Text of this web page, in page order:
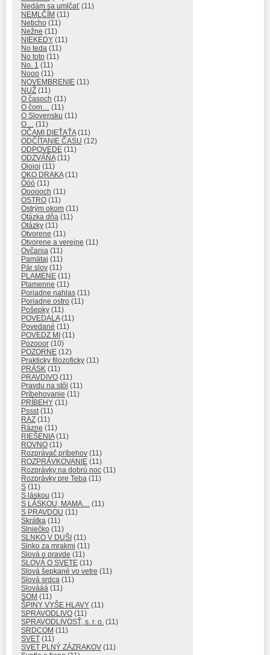
Nedám sa umlčať (11)
NEMLČÍM (11)
Neticho (11)
Nežne (11)
NIEKEDY (11)
No teda (11)
No toto (11)
No. 1 (11)
Nooo (11)
NOVEMBRENIE (11)
NUŽ (11)
O časoch (11)
O čom… (11)
O Slovensku (11)
O… (11)
OČAMI DIEŤAŤA(11)
ODČÍTANIE ČASU (12)
ODPOVEDE (11)
ODZVÁŇA(11)
Ojojoj (11)
OKO DRAKA(11)
Óóó (11)
Oooooch (11)
OSTRO (11)
Ostrým okom (11)
Otázka dňa (11)
Otázky (11)
Otvorene (11)
Otvorene a verejne (11)
Ovčania (11)
Pamätaj (11)
Pár slov (11)
PLAMENE (11)
Plamenne (11)
Poriadne nahlas (11)
Poriadne ostro (11)
Pošepky (11)
POVEDALA(11)
Povedané (11)
POVEDZ MI (11)
Pozooor (10)
POZORNE (12)
Prakticky filozoficky (11)
PRÁSK (11)
PRAVDIVO (11)
Pravdu na stôl (11)
Príbehovanie (11)
PRÍBEHY (11)
Pssst(11)
RAZ (11)
Rázne (11)
RIEŠENIA(11)
ROVNO (11)
Rozprávač príbehov (11)
ROZPRÁVKOVANIE (11)
Rozprávky na dobrú noc (11)
Rozprávky pre Teba (11)
S (11)
S láskou (11)
S LÁSKOU, MAMA… (11)
S PRAVDOU (11)
Skrátka (11)
Slniečko (11)
SLNKO V DUŠI (11)
Slnko za mrakmi (11)
Slová o pravde (11)
SLOVÁ O SVETE (11)
Slová šepkané vo vetre (11)
Slová srdca (11)
Slovááá (11)
SOM (11)
ŠPINY VYŠE HLAVY (11)
SPRAVODLIVO (11)
SPRAVODLIVOSŤ, s. r. o. (11)
SRDCOM (11)
SVET (11)
SVET PLNÝ ZÁZRAKOV (11)